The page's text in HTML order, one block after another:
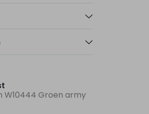
W10444 Groen army